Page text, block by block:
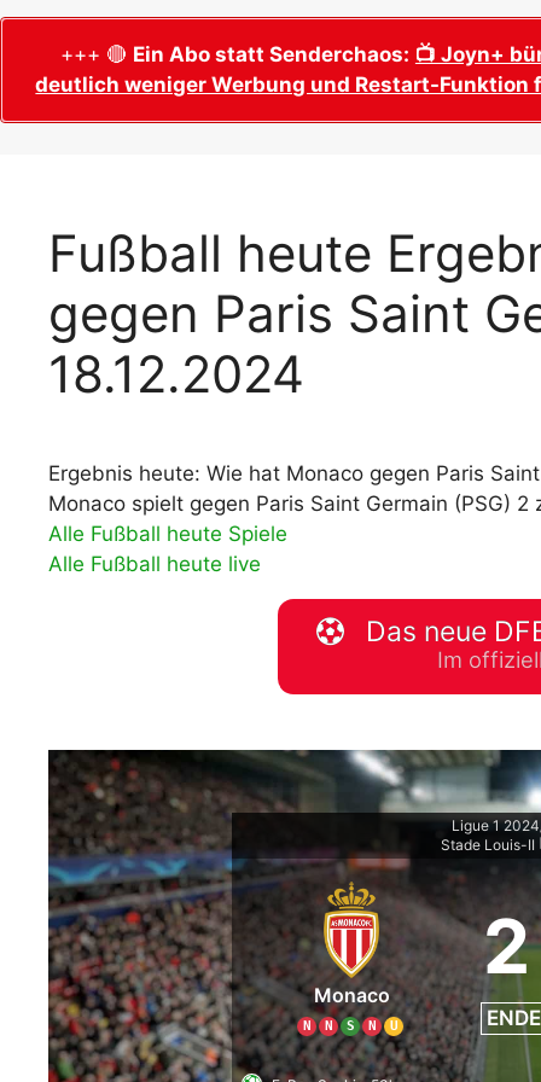
Wer wird Fußball-Weltmeister 2026?
Alle WM 2026 Trainer
Adidas Trionda: offizielle WM 2026
Spielball
Alle Nationalspieler der FIFA Fußball WM
2026
WM 2026
Termine,
WM 2026
WM 2026
Spielort
Fußball WM
downloaden
+++ 🔴 Ein Abo statt Senderchaos: 📺 Joyn+
deutlich weniger Werbung und Restart-
Fußball heute
gegen Paris Saint
18.12.2024
Ergebnis heute: Wie hat Monaco gegen Paris
Monaco spielt gegen Paris Saint Germain (PSG) 2
Alle Fußball heute Spiele
Alle Fußball heute live
Das neue
Im
Ligue 1
Stade Louis-II
Monaco
N N S N U
2